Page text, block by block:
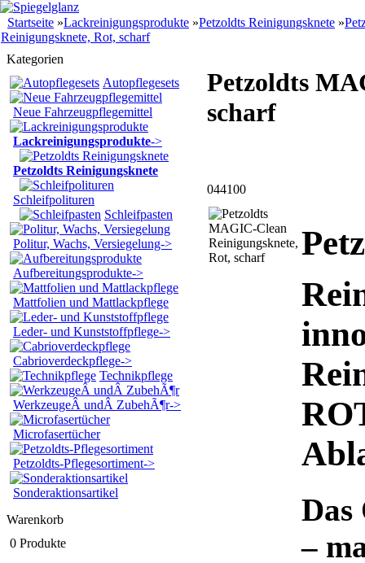
Startseite »Lackreinigungsprodukte »Petzoldts Reinigungsknete »
Reinigungsknete, Rot, scharf
Kategorien
Autopflegesets
Neue Fahrzeugpflegemittel
Lackreinigungsprodukte->
Petzoldts Reinigungsknete
Schleifpolituren
Schleifpasten
Politur, Wachs, Versiegelung->
Aufbereitungsprodukte->
Mattfolien und Mattlackpflege
Leder- und Kunststoffpflege->
Cabrioverdeckpflege->
Technikpflege
WerkzeugeÂ undÂ ZubehÃ¶r->
Microfasertücher
Petzoldts-Pflegesortiment->
Sonderaktionsartikel
Warenkorb
0 Produkte
Petzoldts
scharf
044100
–